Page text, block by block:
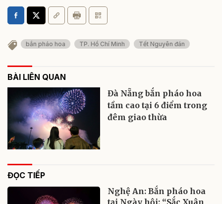
bắn pháo hoa TP. Hồ Chí Minh Tết Nguyên đán
BÀI LIÊN QUAN
Đà Nẵng bắn pháo hoa
tầm cao tại 6 điểm trong
đêm giao thừa
ĐỌC TIẾP
Nghệ An: Bắn pháo hoa
tại Ngày hội: “Sắc Xuân